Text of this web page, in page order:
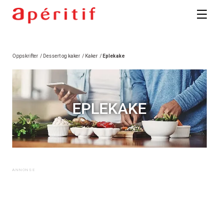
Oppskrifter / Dessert og kaker / Kaker / Eplekake
EPLEKAKE